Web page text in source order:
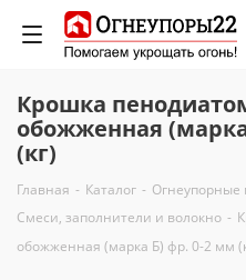
Крошка
обожженная
(кг)
Главная - Каталог - Огнеупорные
Смеси, заполнители и волокно -
обожженная (марка Б) фр. 0-2 мм